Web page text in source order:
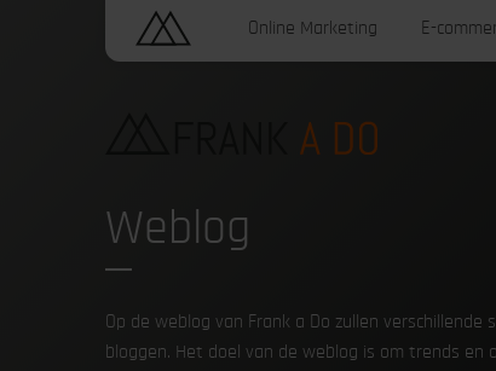
Online Marketing E-
Weblog
Op de weblog van Frank a Do zullen verschillende
bloggen. Het doel van de weblog is om trends en